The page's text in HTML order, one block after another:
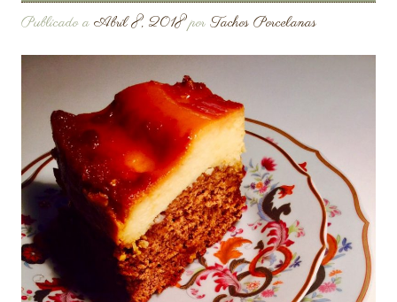
Publicado a Abril 8, 2018por Tachos Porcelanas